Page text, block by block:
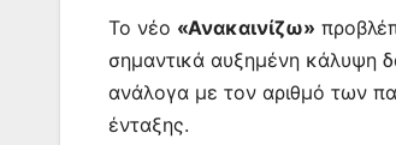
Το νέο «Ανακαινίζω»
σημαντικά αυξημένη κάλυψη
ανάλογα με τον αριθμό των
ένταξης.